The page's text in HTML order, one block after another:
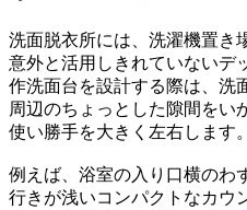
洗面脱衣所には、洗濯機置き
意外と活用しきれていないデ
作洗面台を設計する際は、洗
周辺のちょっとした隙間をい
使い勝手を大きく左右します。
例えば、浴室の入り口横のわ
行きが浅いコンパクトなカウ